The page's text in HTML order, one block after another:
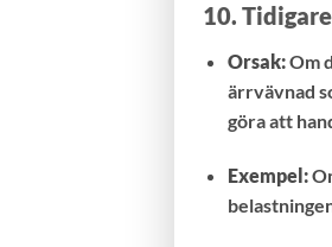
10.
Orsak:Om
ärrvävnad
göra att
Exempel: